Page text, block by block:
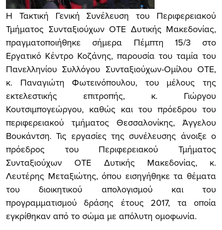
Η Τακτική Γενική Συνέλευση του Περιφερειακού
Τμήματος Συνταξιούχων ΟΤΕ Δυτικής Μακεδονίας,
πραγματοποιήθηκε σήμερα Πέμπτη 15/3 στο
Εργατικό Κέντρο Κοζάνης, παρουσία του ταμία του
Πανελληνίου Συλλόγου Συνταξιούχων-Ομίλου ΟΤΕ,
κ. Παναγιώτη Φωτεινόπουλου, του μέλους της
εκτελεστικής επιτροπής, κ. Γιώργου
Κουτσιμπογεώργου, καθώς και του πρόεδρου του
περιφερειακού τμήματος Θεσσαλονίκης, Άγγελου
Βουκάντση. Τις εργασίες της συνέλευσης άνοιξε ο
πρόεδρος του Περιφερειακού Τμήματος
Συνταξιούχων ΟΤΕ Δυτικής Μακεδονίας, κ.
Λευτέρης Μεταξιώτης, όπου εισηγήθηκε τα θέματα
του διοικητικού απολογισμού και του
προγραμματισμού δράσης έτους 2017, τα οποία
εγκρίθηκαν από το σώμα με απόλυτη ομοφωνία.